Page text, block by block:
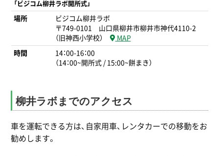
「ビジコム柳井ラボ開所式」
場所
ビジコム柳井ラボ
〒749-0101 山口県柳井市柳井市神代4110-2
（旧神西小学校）
MAP
時間
14：00-16：00
（14：00~開所式 / 15:00~餅まき）
柳井ラボまでのアクセス
車を運転できる方は、自家用車、レンタカーでの移動をお
勧めします。